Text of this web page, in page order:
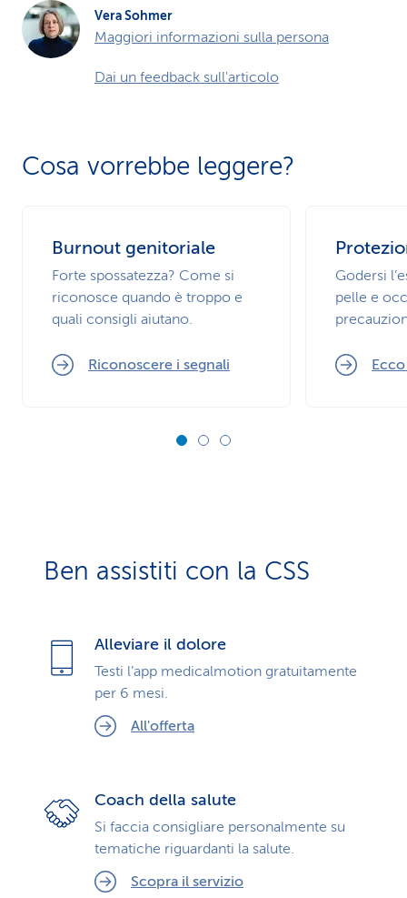
Vera Sohmer
Maggiori informazioni sulla persona
Dai un feedback sull'articolo
Cosa vorrebbe leggere?
Burnout genitoriale
Forte spossatezza? Come si
riconosce quando è troppo e
quali consigli aiutano.
Riconoscere i segnali
Godersi
pelle e
Ben assistiti con la CSS
Alleviare il dolore
Testi l’app medicalmotion gratuitamente
per 6 mesi.
All'offerta
Coach della salute
Si faccia consigliare personalmente su
tematiche riguardanti la salute.
Scopra il servizio